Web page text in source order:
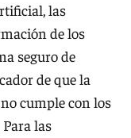
las
de los
seguro de
de que la
cumple con los
las